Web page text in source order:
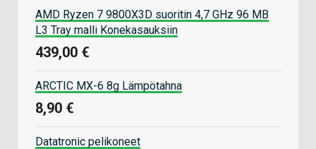
AMD Ryzen 7 9800X3D suoritin 4,7 GHz 96 MB
L3 Tray malli Konekasauksiin
439,00 €
ARCTIC MX-6 8g Lämpötahna
8,90 €
Datatronic pelikoneet